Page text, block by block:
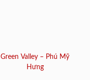
Green Valley – Phú Mỹ
Hưng